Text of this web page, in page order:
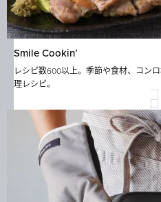
Smile Cookin’
レシピ数600以上。季節や食材、コン
理レシピ。